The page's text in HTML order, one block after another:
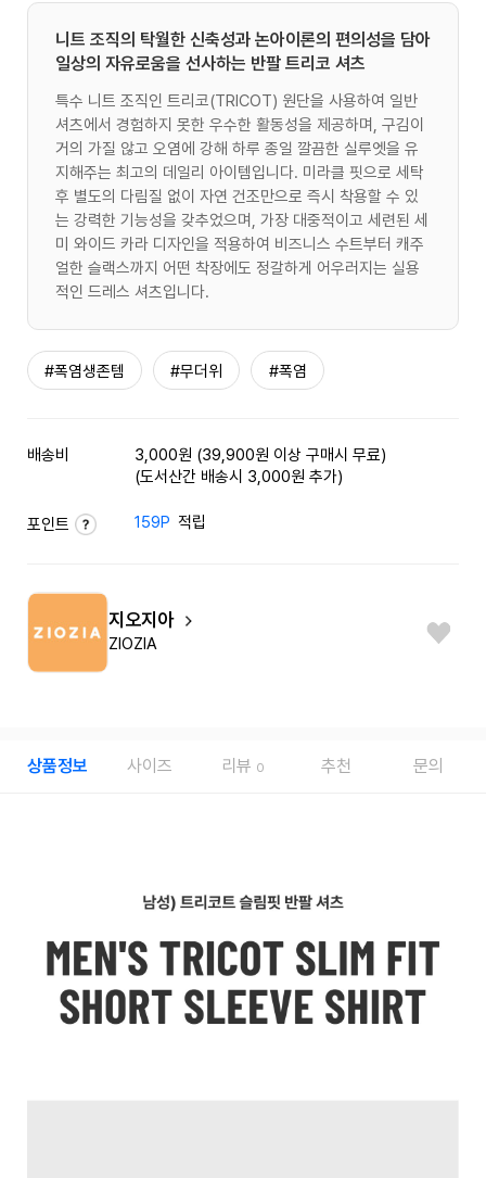
니트 조직의 탁월한 신축성과 논아이론의 편의성을 담아
일상의 자유로움을 선사하는 반팔 트리코 셔츠
특수 니트 조직인 트리코(TRICOT) 원단을 사용하여 일반
셔츠에서 경험하지 못한 우수한 활동성을 제공하며, 구김이
거의 가질 않고 오염에 강해 하루 종일 깔끔한 실루엣을 유
지해주는 최고의 데일리 아이템입니다. 미라클 핏으로 세탁
후 별도의 다림질 없이 자연 건조만으로 즉시 착용할 수 있
는 강력한 기능성을 갖추었으며, 가장 대중적이고 세련된 세
미 와이드 카라 디자인을 적용하여 비즈니스 수트부터 캐주
얼한 슬랙스까지 어떤 착장에도 정갈하게 어우러지는 실용
적인 드레스 셔츠입니다.
#폭염생존템 #무더위 #폭염
배송비
3,000원 (39,900원 이상 구매시 무료)
(도서산간 배송시 3,000원 추가)
포인트 159P 적립
지오지아
ZIOZIA
상품정보 사이즈 리뷰 0 추천 문의